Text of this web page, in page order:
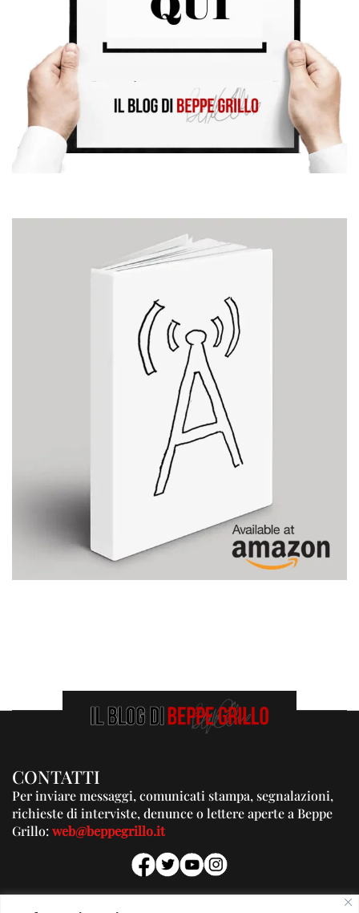
CONTATTI
Per inviare messaggi, comunicati stampa, segnalazioni,
richieste di interviste, denunce o lettere aperte a Beppe
Grillo:web@beppegrillo.it